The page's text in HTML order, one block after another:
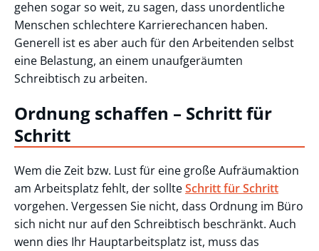
gehen sogar so weit, zu sagen, dass unordentliche
Menschen schlechtere Karrierechancen haben.
Generell ist es aber auch für den Arbeitenden selbst
eine Belastung, an einem unaufgeräumten
Schreibtisch zu arbeiten.
Ordnung schaffen – Schritt für
Schritt
Wem die Zeit bzw. Lust für eine große Aufräumaktion
am Arbeitsplatz fehlt, der sollteSchritt für Schritt
vorgehen. Vergessen Sie nicht, dass Ordnung im Büro
sich nicht nur auf den Schreibtisch beschränkt. Auch
wenn dies Ihr Hauptarbeitsplatz ist, muss das